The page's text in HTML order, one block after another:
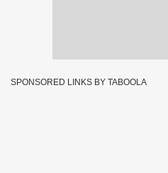
SPONSORED LINKS BY TABOOLA